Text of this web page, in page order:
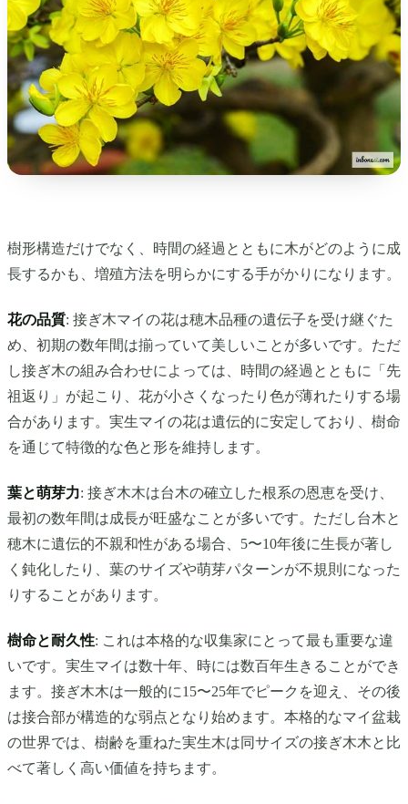
樹形構造だけでなく、時間の経過とともに木がどのように成
長するかも、増殖方法を明らかにする手がかりになります。
花の品質: 接ぎ木マイの花は穂木品種の遺伝子を受け継ぐた
め、初期の数年間は揃っていて美しいことが多いです。ただ
し接ぎ木の組み合わせによっては、時間の経過とともに「先
祖返り」が起こり、花が小さくなったり色が薄れたりする場
合があります。実生マイの花は遺伝的に安定しており、樹命
を通じて特徴的な色と形を維持します。
葉と萌芽力: 接ぎ木木は台木の確立した根系の恩恵を受け、
最初の数年間は成長が旺盛なことが多いです。ただし台木と
穂木に遺伝的不親和性がある場合、5〜10年後に生長が著し
く鈍化したり、葉のサイズや萌芽パターンが不規則になった
りすることがあります。
樹命と耐久性: これは本格的な収集家にとって最も重要な違
いです。実生マイは数十年、時には数百年生きることができ
ます。接ぎ木木は一般的に15〜25年でピークを迎え、その後
は接合部が構造的な弱点となり始めます。本格的なマイ盆栽
の世界では、樹齢を重ねた実生木は同サイズの接ぎ木木と比
べて著しく高い価値を持ちます。